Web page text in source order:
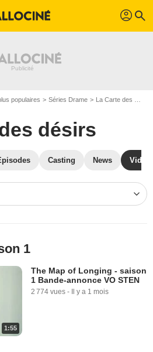
profil search
populaires Séries Drame La Carte des désirs
désirs
Casting News
1
1:55
The Map of Longing - saison
1 Bande-annonce VO STEN
2 774 vues - Il y a 1 mois